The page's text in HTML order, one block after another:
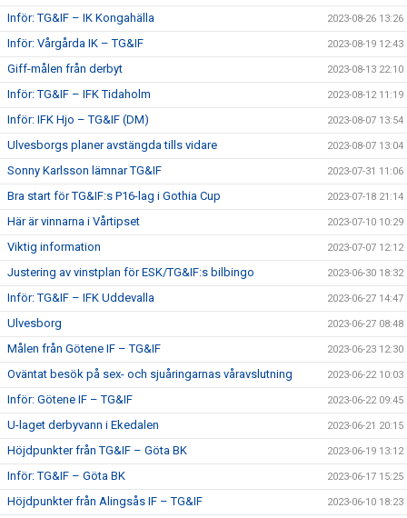
Inför: TG&IF – IK Kongahälla 2023-08-26 13:26
Inför: Vårgårda IK – TG&IF 2023-08-19 12:43
Giff-målen från derbyt 2023-08-13 22:10
Inför: TG&IF – IFK Tidaholm 2023-08-12 11:19
Inför: IFK Hjo – TG&IF (DM) 2023-08-07 13:54
Ulvesborgs planer avstängda tills vidare 2023-08-07 13:04
Sonny Karlsson lämnar TG&IF 2023-07-31 11:06
Bra start för TG&IF:s P16-lag i Gothia Cup 2023-07-18 21:14
Här är vinnarna i Vårtipset 2023-07-10 10:29
Viktig information 2023-07-07 12:12
Justering av vinstplan för ESK/TG&IF:s bilbingo 2023-06-30 18:32
Inför: TG&IF – IFK Uddevalla 2023-06-27 14:47
Ulvesborg 2023-06-27 08:48
Målen från Götene IF – TG&IF 2023-06-23 12:30
Oväntat besök på sex- och sjuåringarnas våravslutning 2023-06-22 10:03
Inför: Götene IF – TG&IF 2023-06-22 09:45
U-laget derbyvann i Ekedalen 2023-06-21 20:15
Höjdpunkter från TG&IF – Göta BK 2023-06-19 13:12
Inför: TG&IF – Göta BK 2023-06-17 15:25
Höjdpunkter från Alingsås IF – TG&IF 2023-06-10 18:23